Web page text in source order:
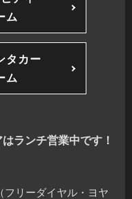
ム
タカー
ム
ランチ営業中です！
リーダイヤル・ヨヤ